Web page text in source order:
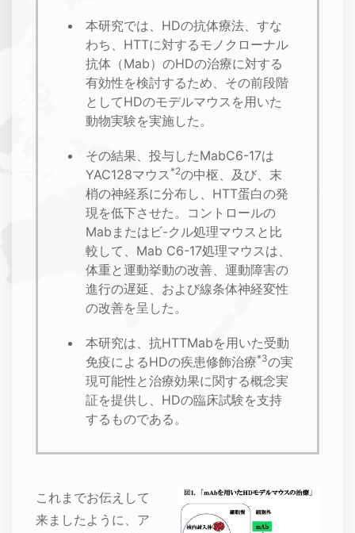
本研究では、HDの抗体療法、すな
わち、HTTに対するモノクローナル
抗体（Mab）のHDの治療に対する
有効性を検討するため、その前段階
としてHDのモデルマウスを用いた
動物実験を実施した。
その結果、投与したMabC6-17は
YAC128マウス *2の中枢、及び、末
梢の神経系に分布し、HTT蛋白の発
現を低下させた。コントロールの
Mabまたはビ-クル処理マウスと比
較して、Mab C6-17処理マウスは、
体重と運動挙動の改善、運動障害の
進行の遅延、および線条体神経変性
の改善を呈した。
本研究は、抗HTTMabを用いた受動
免疫によるHDの疾患修飾治療*3の実
現可能性と治療効果に関する概念実
証を提供し、HDの臨床試験を支持
するものである。
これまでお伝えして
来ましたように、ア